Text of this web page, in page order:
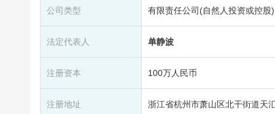
公司类型 有限责任公司(自然人投资或控股)
法定代表人 单静波
注册资本 100万人民币
注册地址 浙江省杭州市萧山区北干街道天